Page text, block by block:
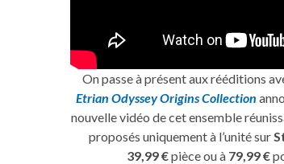
On passe à présent aux rééditions
Etrian Odyssey Origins Collection
nouvelle vidéo de cet ensemble
proposés uniquement à l’unité sur
39,99 €pièce ou à 79,99 €